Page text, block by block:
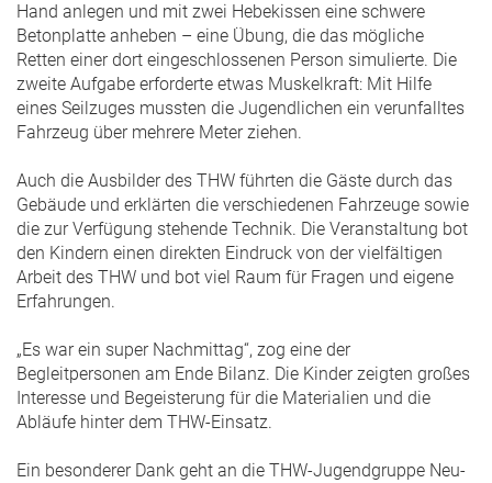
Hand anlegen und mit zwei Hebekissen eine schwere
Betonplatte anheben – eine Übung, die das mögliche
Retten einer dort eingeschlossenen Person simulierte. Die
zweite Aufgabe erforderte etwas Muskelkraft: Mit Hilfe
eines Seilzuges mussten die Jugendlichen ein verunfalltes
Fahrzeug über mehrere Meter ziehen.
Auch die Ausbilder des THW führten die Gäste durch das
Gebäude und erklärten die verschiedenen Fahrzeuge sowie
die zur Verfügung stehende Technik. Die Veranstaltung bot
den Kindern einen direkten Eindruck von der vielfältigen
Arbeit des THW und bot viel Raum für Fragen und eigene
Erfahrungen.
„Es war ein super Nachmittag“, zog eine der
Begleitpersonen am Ende Bilanz. Die Kinder zeigten großes
Interesse und Begeisterung für die Materialien und die
Abläufe hinter dem THW-Einsatz.
Ein besonderer Dank geht an die THW-Jugendgruppe Neu-